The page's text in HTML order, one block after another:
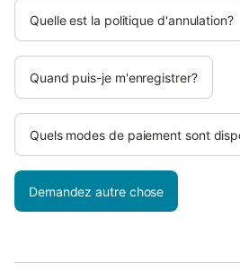
Quelle est la politique d'annulation?
Quand puis-je m'enregistrer?
Quels modes de paiement sont
Demandez autre chose